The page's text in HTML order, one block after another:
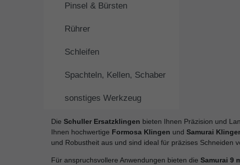
Pinsel & Bürsten
Rührer
Schleifen
Spachteln, Kellen, Schaber
sonstiges Werkzeug
Die Schuller Ersatzklingen bieten Ihnen Präzision und
Ihnen hochwertige Formosa Klingen und Samurai
und Robustheit aus und sind ideal für präzises Schneiden
Für anspruchsvollere Anwendungen bieten die Samurai 9